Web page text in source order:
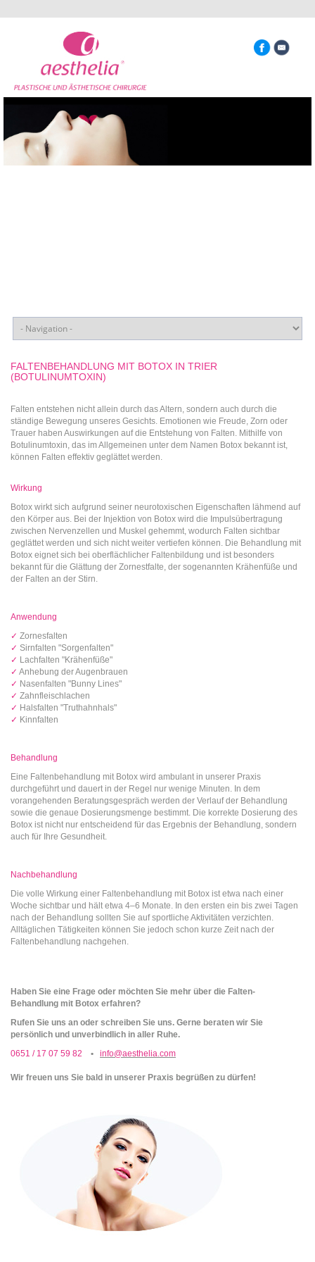
FALTENBEHANDLUNG MIT BOTOX IN TRIER
(BOTULINUMTOXIN)
Falten entstehen nicht allein durch das Altern, sondern auch durch die
ständige Bewegung unseres Gesichts. Emotionen wie Freude, Zorn oder
Trauer haben Auswirkungen auf die Entstehung von Falten. Mithilfe von
Botulinumtoxin, das im Allgemeinen unter dem Namen Botox bekannt ist,
können Falten effektiv geglättet werden.
Wirkung
Botox wirkt sich aufgrund seiner neurotoxischen Eigenschaften lähmend auf
den Körper aus. Bei der Injektion von Botox wird die Impulsübertragung
zwischen Nervenzellen und Muskel gehemmt, wodurch Falten sichtbar
geglättet werden und sich nicht weiter vertiefen können. Die Behandlung mit
Botox eignet sich bei oberflächlicher Faltenbildung und ist besonders
bekannt für die Glättung der Zornestfalte, der sogenannten Krähenfüße und
der Falten an der Stirn.
Anwendung
✓ Zornesfalten
✓ Sirnfalten "Sorgenfalten"
✓ Lachfalten "Krähenfüße"
✓ Anhebung der Augenbrauen
✓ Nasenfalten "Bunny Lines"
✓ Zahnfleischlachen
✓ Halsfalten "Truthahnhals"
✓ Kinnfalten
Behandlung
Eine Faltenbehandlung mit Botox wird ambulant in unserer Praxis
durchgeführt und dauert in der Regel nur wenige Minuten. In dem
vorangehenden Beratungsgespräch werden der Verlauf der Behandlung
sowie die genaue Dosierungsmenge bestimmt. Die korrekte Dosierung des
Botox ist nicht nur entscheidend für das Ergebnis der Behandlung, sondern
auch für Ihre Gesundheit.
Nachbehandlung
Die volle Wirkung einer Faltenbehandlung mit Botox ist etwa nach einer
Woche sichtbar und hält etwa 4–6 Monate. In den ersten ein bis zwei Tagen
nach der Behandlung sollten Sie auf sportliche Aktivitäten verzichten.
Alltäglichen Tätigkeiten können Sie jedoch schon kurze Zeit nach der
Faltenbehandlung nachgehen.
Haben Sie eine Frage oder möchten Sie mehr über die Falten-
Behandlung mit Botox erfahren?
Rufen Sie uns an oder schreiben Sie uns. Gerne beraten wir Sie
persönlich und unverbindlich in aller Ruhe.
0651 / 17 07 59 82
• info@aesthelia.com
Wir freuen uns Sie bald in unserer Praxis begrüßen zu dürfen!